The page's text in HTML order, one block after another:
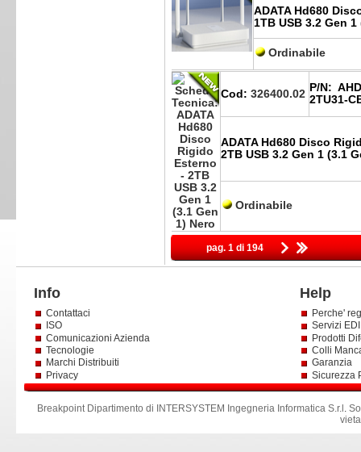
ADATA Hd680
1TB USB 3.2 Gen
Ordinabile
Cod: 326400.02
P/N:
2TU31-
ADATA Hd680 Disco
2TB USB 3.2 Gen 1 (3.1
Ordinabile
pag. 1 di 194
Info Help
Contattaci
ISO
Comunicazioni Azienda
Tecnologie
Marchi Distribuiti
Privacy
Perche'
Servizi
Prodotti
Colli
Garanzia
Sicurezza
Breakpoint Dipartimento di INTERSYSTEM Ingegneria Informatica S.r.l .